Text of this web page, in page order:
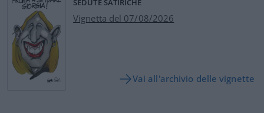
SEDUTE SATIRICHE
Vignetta del 07/08/2026
Vai all'archivio delle vignette